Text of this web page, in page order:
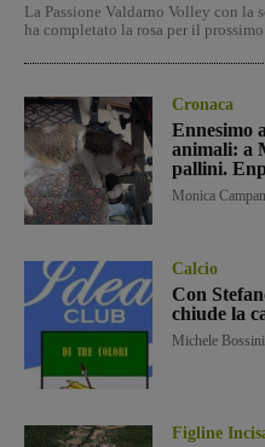
La Passione Valdarno Volley con
ha completato la rosa per il prossimo
Cronaca
Ennesimo
animali: a
pallini.
Monica
Calcio
Con
chiude la
Michele Bossini
Figline